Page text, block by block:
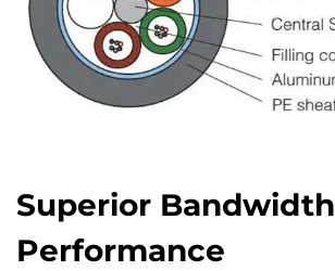
Superior Bandwidth
Performance